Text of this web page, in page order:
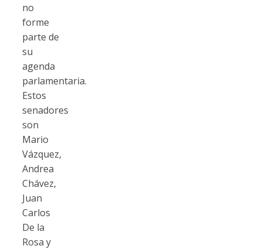
no
forme
parte de
su
agenda
parlamentaria.
Estos
senadores
son
Mario
Vázquez,
Andrea
Chávez,
Juan
Carlos
De la
Rosa y